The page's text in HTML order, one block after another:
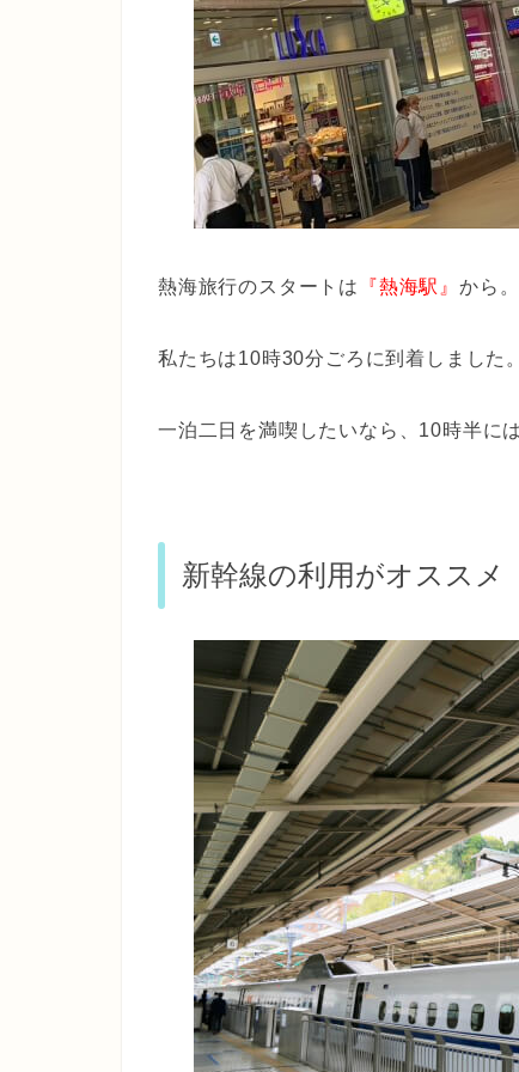
熱海旅行のスタートは 『熱海駅』 から。
私たちは10時30分ごろに到着しました。
一泊二日を満喫したいなら、 10時半に
新幹線の利用がオススメ